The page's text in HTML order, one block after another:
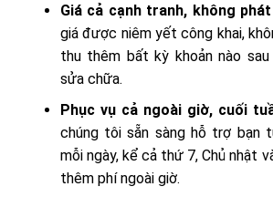
Giá cả cạnh tranh, không
giá được niêm yết công khai,
thu thêm bất kỳ khoản nào
sửa chữa.
Phục vụ cả ngoài giờ, cuối
chúng tôi sẵn sàng hỗ trợ bạn
mỗi ngày, kể cả thứ 7, Chủ nhật
thêm phí ngoài giờ.